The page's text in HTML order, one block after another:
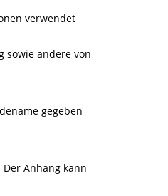
verwendet
sowie andere von
gegeben
Anhang kann